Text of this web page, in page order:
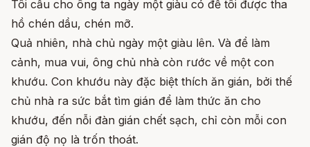
Tôi cầu cho ông ta ngày một giàu có để tôi được tha
hồ chén dầu, chén mỡ.
Quả nhiên, nhà chủ ngày một giàu lên. Và để làm
cảnh, mua vui, ông chủ nhà còn rước về một con
khướu. Con khướu này đặc biệt thích ăn gián, bởi thế
chủ nhà ra sức bắt tìm gián để làm thức ăn cho
khướu, đến nỗi đàn gián chết sạch, chỉ còn mỗi con
gián độ nọ là trốn thoát.